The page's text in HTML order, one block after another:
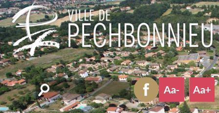
Rechercher